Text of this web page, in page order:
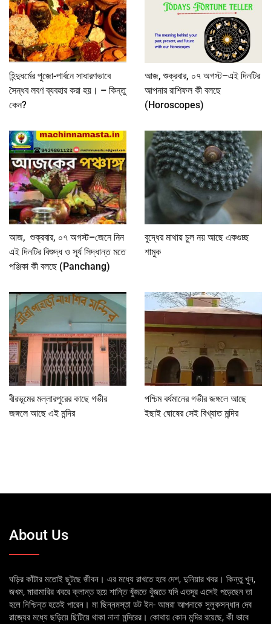
হিন্দুধর্মের পুজো-পার্বনে সাধারণভাবে
সৈন্ধব লবণ ব্যবহার করা হয়। – কিন্তু
কেন?
আজ, শুক্রবার, ০৭ অগস্ট–এই দিনটির
আপনার রাশিফল কী বলছে
(Horoscopes)
আজ, শুক্রবার, ০৭ অগস্ট–জেনে নিন
এই দিনটির বিশুদ্ধ ও সূর্য সিদ্ধান্ত মতে
পঞ্জিকা কী বলছে (Panchang)
বুদ্ধের মাথায় চুল নয় আছে একগুচ্ছ
শামুক
বীরভূমের মল্লারপুরের কাছে গভীর
জঙ্গলে আছে এই মন্দির
পশ্চিম বর্ধমানের গভীর জঙ্গলে আছে
ইছাই ঘোষের সেই বিখ্যাত মন্দির
About Us
ঘড়ির কাঁটার মতোই ছুটছে জীবন। এর মধ্যে রাখতে হবে দেশ, দুনিয়ার খবর। কিন্তু খুন,
জখম, মারামারির খবরে ক্লান্ত হয়ে শান্তি খুঁজতে খুঁজতে যদি এতদূর এসেই পড়েছেন তা
হলে নিশ্চিন্ত হতেই পারেন। মা ছিন্নমস্তা ডট ইন- আমরা আপনাকে সুলুকসন্ধান দেব
রাজ্যের মধ্যে ছড়িয়ে ছিটিয়ে থাকা নানা মন্দিরের। কোথায় কোন মন্দির রয়েছে, কী ভাবে